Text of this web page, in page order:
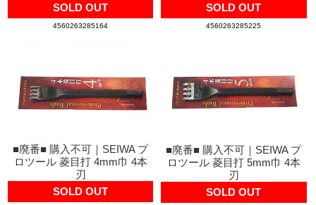
SOLD OUT
4560263285164
SOLD OUT
4560263285225
■廃番■ 購入不可｜SEIWA プ
ロツール 菱目打 4mm巾 4本
刃
SOLD OUT
■廃番■ 購入不可｜SEIWA プ
ロツール 菱目打 5mm巾 4本
刃
SOLD OUT